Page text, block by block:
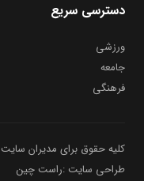
دسترسی سریع
ورزشی
جامعه
فرهنگی
کلیه حقوق برای مدیران
طراحی سایت :راست چین